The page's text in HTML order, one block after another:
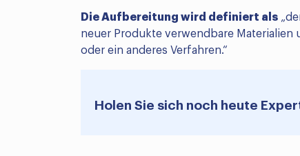
Die Aufbereitung wird definiert als
neuer Produkte verwendbare Materialien
oder ein anderes Verfahren.“
Holen Sie sich noch heute